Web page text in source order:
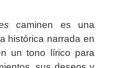
caminen es una
histórica narrada en
un tono lírico para